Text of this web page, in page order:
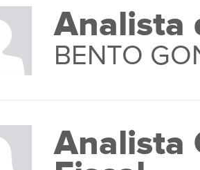
Analista
BENTO
Analista